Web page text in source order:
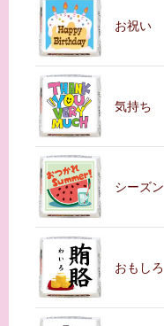
お祝い
気持ち
シーズン
おもしろ